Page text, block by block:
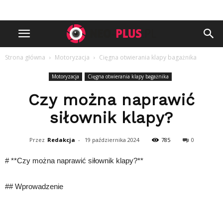
Strona główna Motoryzacja Cięgna otwierania klapy bagażnika
Motoryzacja Cięgna otwierania klapy bagażnika
Czy można naprawić
siłownik klapy?
Przez Redakcja - 19 października 2024 785 0
# **Czy można naprawić siłownik klapy?**
## Wprowadzenie